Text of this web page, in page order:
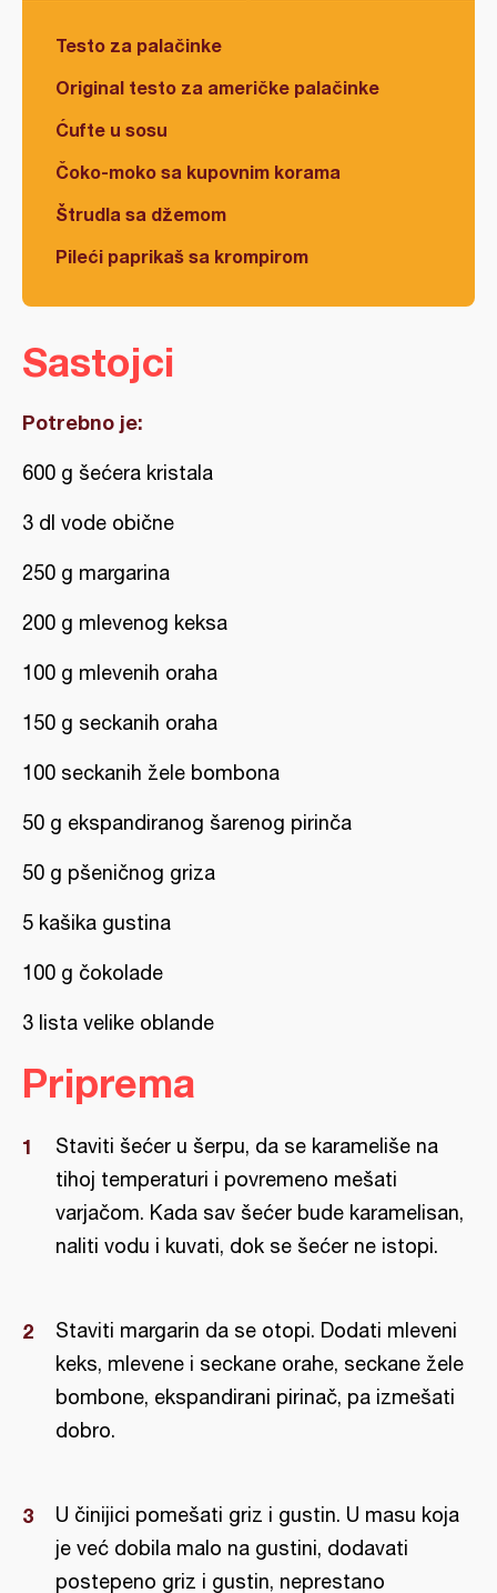
Testo za palačinke
Original testo za američke palačinke
Ćufte u sosu
Čoko-moko sa kupovnim korama
Štrudla sa džemom
Pileći paprikaš sa krompirom
Sastojci
Potrebno je:
600 g šećera kristala
3 dl vode obične
250 g margarina
200 g mlevenog keksa
100 g mlevenih oraha
150 g seckanih oraha
100 seckanih žele bombona
50 g ekspandiranog šarenog pirinča
50 g pšeničnog griza
5 kašika gustina
100 g čokolade
3 lista velike oblande
Priprema
Staviti šećer u šerpu, da se karameliše na
tihoj temperaturi i povremeno mešati
varjačom. Kada sav šećer bude karamelisan,
naliti vodu i kuvati, dok se šećer ne istopi.
Staviti margarin da se otopi. Dodati mleveni
keks, mlevene i seckane orahe, seckane žele
bombone, ekspandirani pirinač, pa izmešati
dobro.
U činijici pomešati griz i gustin. U masu koja
je već dobila malo na gustini, dodavati
postepeno griz i gustin, neprestano